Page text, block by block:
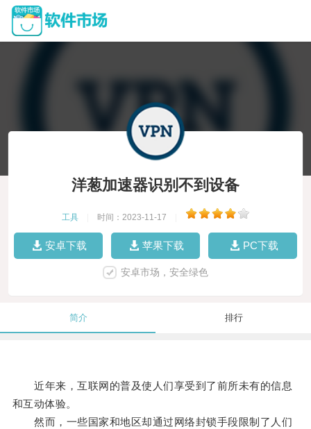
洋葱加速器识别不到设备
工具 时间：2023-11-17
安卓下载 苹果下载 PC下载
安卓市场，安全绿色
简介 排行
近年来，互联网的普及使人们享受到了前所未有的信息
和互动体验。
然而，一些国家和地区却通过网络封锁手段限制了人们